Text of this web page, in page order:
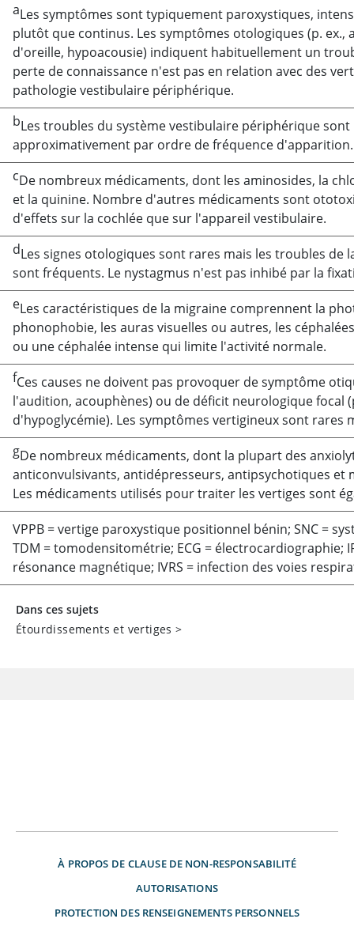
aLes symptômes sont typiquement paroxystiques,
plutôt que continus. Les symptômes otologiques (p. ex.,
d'oreille, hypoacousie) indiquent habituellement un
perte de connaissance n'est pas en relation avec des
pathologie vestibulaire périphérique.
bLes troubles du système vestibulaire périphérique sont
approximativement par ordre de fréquence d'apparition.
cDe nombreux médicaments, dont les aminosides, la
et la quinine. Nombre d'autres médicaments sont
d'effets sur la cochlée que sur l'appareil vestibulaire.
dLes signes otologiques sont rares mais les troubles de
sont fréquents. Le nystagmus n'est pas inhibé par la
eLes caractéristiques de la migraine comprennent la
phonophobie, les auras visuelles ou autres, les
ou une céphalée intense qui limite l'activité normale.
fCes causes ne doivent pas provoquer de symptôme
l'audition, acouphènes) ou de déficit neurologique focal
d'hypoglycémie). Les symptômes vertigineux sont rares
gDe nombreux médicaments, dont la plupart des
anticonvulsivants, antidépresseurs, antipsychotiques et
Les médicaments utilisés pour traiter les vertiges sont
VPPB =vertige paroxystique positionnel bénin; SNC =
TDM = tomodensitométrie; ECG = électrocardiographie;
résonance magnétique; IVRS = infection des voies
Dans ces sujets
Étourdissements et vertiges >
À PROPOS DE CLAUSE DE NON-RESPONSABILITÉ
AUTORISATIONS
PROTECTION DES RENSEIGNEMENTS PERSONNELS